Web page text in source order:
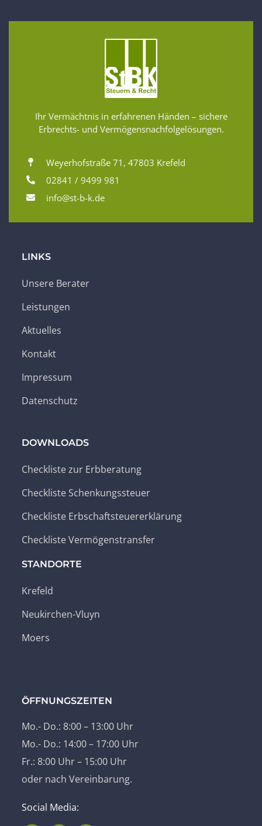
Ihr Vermächtnis in erfahrenen Händen – sichere
Erbrechts- und Vermögensnachfolgelösungen.
Weyerhofstraße 71, 47803 Krefeld
02841 / 9499 981
info@st-b-k.de
LINKS
Unsere Berater
Leistungen
Aktuelles
Kontakt
Impressum
Datenschutz
DOWNLOADS
Checkliste zur Erbberatung
Checkliste Schenkungssteuer
Checkliste Erbschaftsteuererklärung
Checkliste Vermögenstransfer
STANDORTE
Krefeld
Neukirchen-Vluyn
Moers
ÖFFNUNGSZEITEN
Mo.- Do.: 8:00 – 13:00 Uhr
Mo.- Do.: 14:00 – 17:00 Uhr
Fr.: 8:00 Uhr – 15:00 Uhr
oder nach Vereinbarung.
Social Media: